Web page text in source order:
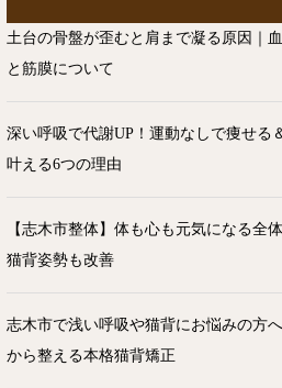
土台の骨盤が歪むと肩まで凝る原因｜
と筋膜について
深い呼吸で代謝UP！運動なしで痩せる
叶える6つの理由
【志木市整体】体も心も元気になる全体
猫背姿勢も改善
志木市で浅い呼吸や猫背にお悩みの方
から整える本格猫背矯正